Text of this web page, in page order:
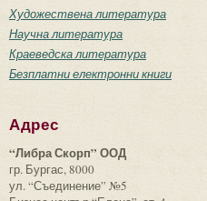
Художествена литература
Научна литература
Краеведска литература
Безплатни електронни книги
Адрес
“Либра Скорп” ООД
гр. Бургас, 8000
ул. “Съединение” №5